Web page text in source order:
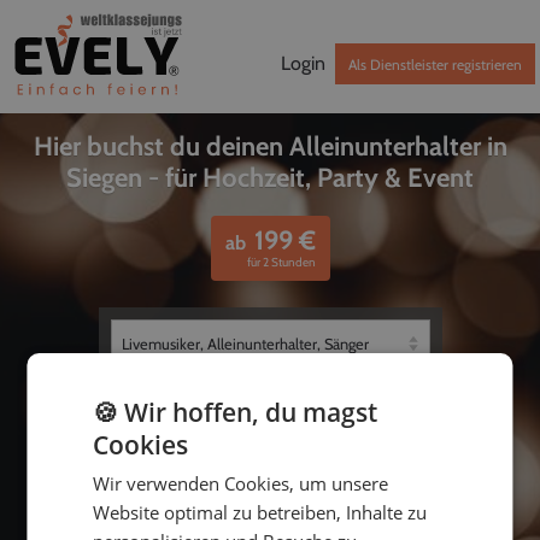
Login Als Dienstleister registrieren
Hier buchst du deinen Alleinunterhalter in
Siegen - für Hochzeit, Party & Event
ab 199€
für 2 Stunden
bis
🍪 Wir hoffen, du magst
Cookies
Wir verwenden Cookies, um unsere
Website optimal zu betreiben, Inhalte zu